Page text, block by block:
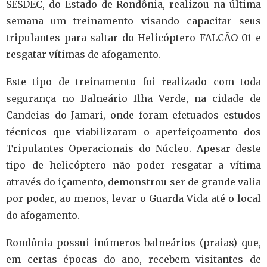
SESDEC, do Estado de Rondônia, realizou na última
semana um treinamento visando capacitar seus
tripulantes para saltar do Helicóptero FALCÃO 01 e
resgatar vítimas de afogamento.
Este tipo de treinamento foi realizado com toda
segurança no Balneário Ilha Verde, na cidade de
Candeias do Jamari, onde foram efetuados estudos
técnicos que viabilizaram o aperfeiçoamento dos
Tripulantes Operacionais do Núcleo. Apesar deste
tipo de helicóptero não poder resgatar a vítima
através do içamento, demonstrou ser de grande valia
por poder, ao menos, levar o Guarda Vida até o local
do afogamento.
Rondônia possui inúmeros balneários (praias) que,
em certas épocas do ano, recebem visitantes de